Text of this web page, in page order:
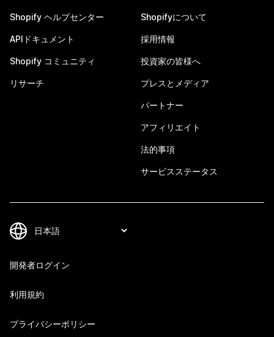
Shopify ヘルプセンター
APIドキュメント
Shopify コミュニティ
リサーチ
Shopifyについて
採用情報
投資家の皆様へ
プレスとメディア
パートナー
アフィリエイト
法的事項
サービスステータス
開発者ログイン
利用規約
プライバシーポリシー